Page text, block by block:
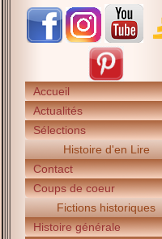
Accueil
Actualités
Sélections
Histoire d'en Lire
Contact
Coups de coeur
Fictions historiques
Histoire générale